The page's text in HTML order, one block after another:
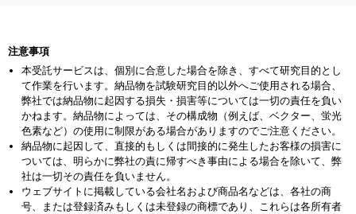
注意事項
本受託サービスは、個別に合意した場合を除き、すべて研究目的とし
て作業を行います。納品物を試験研究目的以外へご使用される場合、
弊社では納品物に起因する損失・損害等については一切の責任を負い
かねます。納品物によっては、その構成物（例えば、ベクター、蛍光
色素など）の使用に制限がある場合がありますのでご注意ください。
納品物に起因して、直接的もしくは間接的に発生したお客様の損害に
ついては、明らかに弊社の責に帰すべき事由による場合を除いて、弊
社は一切その責任を負いません。
ウェブサイトに掲載している会社名および商品名などは、各社の商
号、または登録済みもしくは未登録の商標であり、これらは各所有者